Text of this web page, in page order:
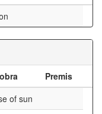
Premis
of sun